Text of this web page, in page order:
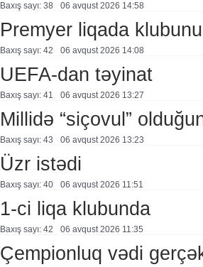
Baxış sayı: 38 06 avqust 2026 14:58
Premyer liqada
Baxış sayı: 42 06 avqust 2026 14:08
UEFA-dan təyinat
Baxış sayı: 41 06 avqust 2026 13:27
Millidə “siçovul”
Baxış sayı: 43 06 avqust 2026 13:23
Üzr istədi
Baxış sayı: 40 06 avqust 2026 11:51
1-ci liqa klubunda
Baxış sayı: 42 06 avqust 2026 11:35
Çempionluq vədi